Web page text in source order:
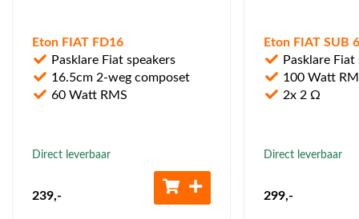
Eton FIAT FD16
Pasklare Fiat speakers
16.5cm 2-weg composet
60 Watt RMS
Direct leverbaar
239,-
Eton FIAT SUB
Pasklare
100 Watt
2x 2 Ω
Direct leverbaar
299,-